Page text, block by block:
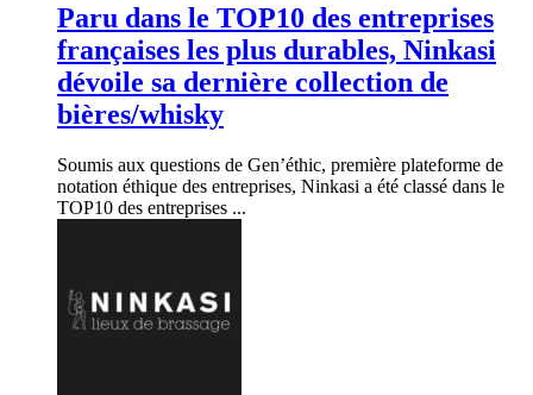
Paru dans le TOP10 des entreprises
françaises les plus durables, Ninkasi
dévoile sa dernière collection de
bières/whisky
Soumis aux questions de Gen’éthic, première plateforme de
notation éthique des entreprises, Ninkasi a été classé dans le
TOP10 des entreprises ...